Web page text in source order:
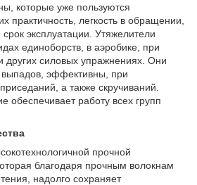
которые уже пользуются
практичность, легкость в обращении,
эксплуатации. Утяжелители
единоборств, в аэробике, при
других силовых упражнениях. Они
эффективны, при
а также скручиваний.
обеспечивает работу всех групп
прочной
благодаря прочным волокнам
надолго сохраняет